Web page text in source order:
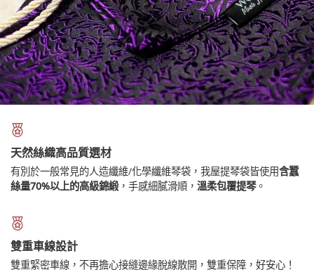
天然絲織高品質選材
有別於一般常見的人造纖維/化學纖維琴袋，我屋提琴袋皆使用含蠶
絲量70%以上的高級錦緞，手感細膩滑順， 溫柔包覆提琴。
雙重車線設計
雙重緊密車線，不再擔心接縫邊緣脫線散開，雙重保障，好安心！